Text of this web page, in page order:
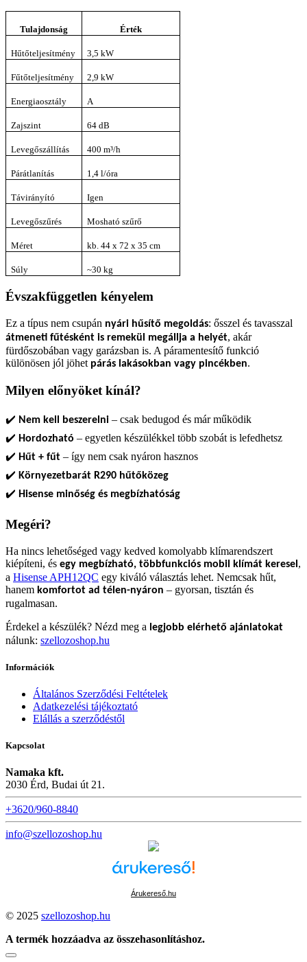
Tulajdonság Érték
Hűtőteljesítmény 3,5 kW
Fűtőteljesítmény 2,9 kW
Energiaosztály A
Zajszint 64 dB
Levegőszállítás 400 m³/h
Párátlanítás 1,4 l/óra
Távirányító Igen
Levegőszűrés Mosható szűrő
Méret kb. 44 x 72 x 35 cm
Súly ~30 kg
Évszakfüggetlen kényelem
Ez a típus nem csupán nyári hűsítő megoldás: ősszel és tavasszal
átmeneti fűtésként is remekül megállja a helyét, akár
fürdőszobában vagy garázsban is. A páramentesítő funkció
különösen jól jöhet párás lakásokban vagy pincékben.
Milyen előnyöket kínál?
✔️ Nem kell beszerelni – csak bedugod és már működik
✔️ Hordozható – egyetlen készülékkel több szobát is lefedhetsz
✔️ Hűt + fűt – így nem csak nyáron hasznos
✔️ Környezetbarát R290 hűtőközeg
✔️ Hisense minőség és megbízhatóság
Megéri?
Ha nincs lehetőséged vagy kedved komolyabb klímarendszert
kiépíteni, és egy megbízható, többfunkciós mobil klímát keresel ,
a Hisense APH12QC egy kiváló választás lehet. Nemcsak hűt,
hanem komfortot ad télen-nyáron – gyorsan, tisztán és
rugalmasan.
Érdekel a készülék? Nézd meg a legjobb elérhető ajánlatokat
nálunk: szellozoshop.hu
Információk
Általános Szerződési Feltételek
Adatkezelési tájékoztató
Elállás a szerződéstől
Kapcsolat
Namaka kft.
2030 Érd, Budai út 21.
+3620/960-8840
info@szellozoshop.hu
Árukereső.hu
© 2025 szellozoshop.hu
A termék hozzáadva az összehasonlításhoz.